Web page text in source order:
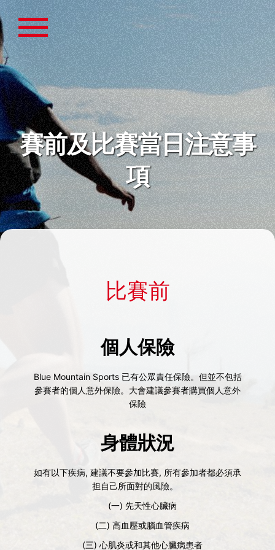
賽前及比賽當日注意事
項
比賽前
個人保險
Blue Mountain Sports 已有公眾責任保險。但並不包括
參賽者的個人意外保險。大會建議參賽者購買個人意外
保險
身體狀況
如有以下疾病, 建議不要參加比賽, 所有參加者都必須承
担自己所面對的風險。
(一) 先天性心臟病
(二) 高血壓或腦血管疾病
(三) 心肌炎或和其他心臟病患者